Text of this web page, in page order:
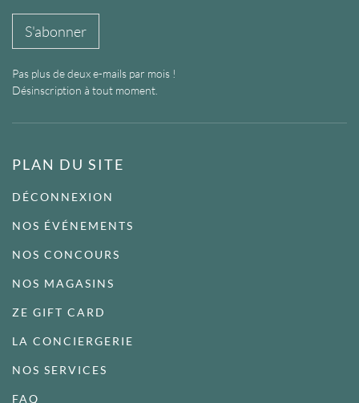
S'abonner
Pas plus de deux e-mails par mois !
Désinscription à tout moment.
PLAN DU SITE
DÉCONNEXION
NOS ÉVÉNEMENTS
NOS CONCOURS
NOS MAGASINS
ZE GIFT CARD
LA CONCIERGERIE
NOS SERVICES
FAQ